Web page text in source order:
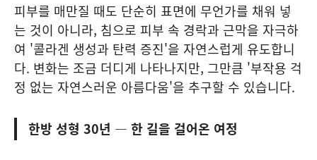
피부를 매만질 때도 단순히 표면에 무언가를 채워 넣
는 것이 아니라, 침으로 피부 속 경락과 근막을 자극하
여 '콜라겐 생성과 탄력 증진'을 자연스럽게 유도합니
다. 변화는 조금 더디게 나타나지만, 그만큼 '부작용 걱
정 없는 자연스러운 아름다움'을 추구할 수 있습니다.
한방 성형 30년 — 한 길을 걸어온 여정